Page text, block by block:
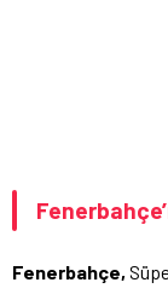
Fenerbahçe,